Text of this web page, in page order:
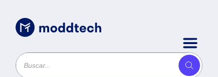
Uncategorized/Lector de Códigos de Barra y
QR Nextep Inalámbrico (1D/2D)
USB -